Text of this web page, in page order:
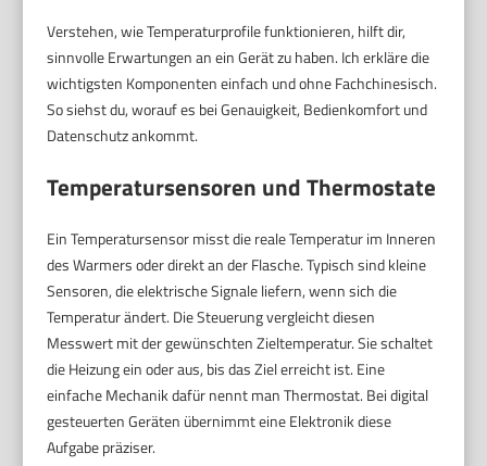
Verstehen, wie Temperaturprofile funktionieren, hilft dir,
sinnvolle Erwartungen an ein Gerät zu haben. Ich erkläre die
wichtigsten Komponenten einfach und ohne Fachchinesisch.
So siehst du, worauf es bei Genauigkeit, Bedienkomfort und
Datenschutz ankommt.
Temperatursensoren und Thermostate
Ein Temperatursensor misst die reale Temperatur im Inneren
des Warmers oder direkt an der Flasche. Typisch sind kleine
Sensoren, die elektrische Signale liefern, wenn sich die
Temperatur ändert. Die Steuerung vergleicht diesen
Messwert mit der gewünschten Zieltemperatur. Sie schaltet
die Heizung ein oder aus, bis das Ziel erreicht ist. Eine
einfache Mechanik dafür nennt man Thermostat. Bei digital
gesteuerten Geräten übernimmt eine Elektronik diese
Aufgabe präziser.